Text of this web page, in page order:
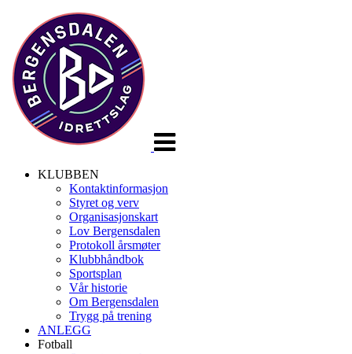
KLUBBEN
Kontaktinformasjon
Styret og verv
Organisasjonskart
Lov Bergensdalen
Protokoll årsmøter
Klubbhåndbok
Sportsplan
Vår historie
Om Bergensdalen
Trygg på trening
ANLEGG
Fotball